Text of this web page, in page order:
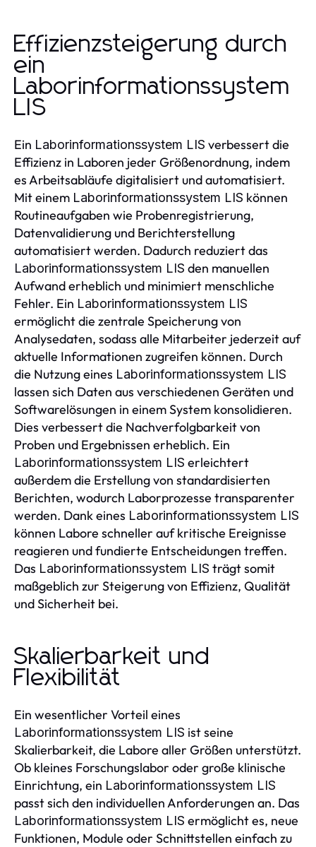
Effizienzsteigerung durch
ein
Laborinformationssystem
LIS
Ein Laborinformationssystem LIS verbessert die
Effizienz in Laboren jeder Größenordnung, indem
es Arbeitsabläufe digitalisiert und automatisiert.
Mit einem Laborinformationssystem LIS können
Routineaufgaben wie Probenregistrierung,
Datenvalidierung und Berichterstellung
automatisiert werden. Dadurch reduziert das
Laborinformationssystem LIS den manuellen
Aufwand erheblich und minimiert menschliche
Fehler. Ein Laborinformationssystem LIS
ermöglicht die zentrale Speicherung von
Analysedaten, sodass alle Mitarbeiter jederzeit auf
aktuelle Informationen zugreifen können. Durch
die Nutzung eines Laborinformationssystem LIS
lassen sich Daten aus verschiedenen Geräten und
Softwarelösungen in einem System konsolidieren.
Dies verbessert die Nachverfolgbarkeit von
Proben und Ergebnissen erheblich. Ein
Laborinformationssystem LIS erleichtert
außerdem die Erstellung von standardisierten
Berichten, wodurch Laborprozesse transparenter
werden. Dank eines Laborinformationssystem LIS
können Labore schneller auf kritische Ereignisse
reagieren und fundierte Entscheidungen treffen.
Das Laborinformationssystem LIS trägt somit
maßgeblich zur Steigerung von Effizienz, Qualität
und Sicherheit bei.
Skalierbarkeit und
Flexibilität
Ein wesentlicher Vorteil eines
Laborinformationssystem LIS ist seine
Skalierbarkeit, die Labore aller Größen unterstützt.
Ob kleines Forschungslabor oder große klinische
Einrichtung, ein Laborinformationssystem LIS
passt sich den individuellen Anforderungen an. Das
Laborinformationssystem LIS ermöglicht es, neue
Funktionen, Module oder Schnittstellen einfach zu